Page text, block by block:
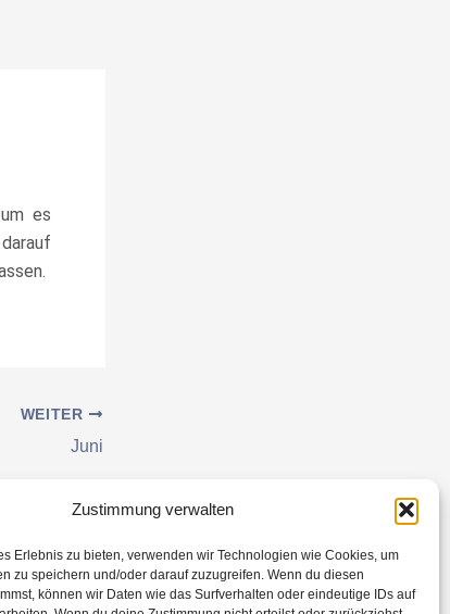
Zustimmung verwalten
Erlebnis zu bieten, verwenden wir Technologien wie Cookies, um
zu speichern und/oder darauf zuzugreifen. Wenn du diesen
können wir Daten wie das Surfverhalten oder eindeutige IDs auf
es
WEITER
Juni